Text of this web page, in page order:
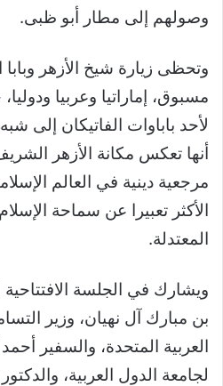
وصولهم إلى مطار أبو ظبى.
وتحظى زيارة شيخ الأزهر وبابا
مسبوق، إماراتيا وعربيا
لأحد باباوات الفاتيكان إلى
أنها تعكس مكانة الأزهر الشريف
مرجعية دينية في العالم
الأكثر تعبيرا عن سماحة
المعتدلة.
ويشارك في الجلسة الافتتاحية
بن مبارك آل نهيان، وزير
العربية المتحدة، والسفير أحمد
لجامعة الدول العربية،